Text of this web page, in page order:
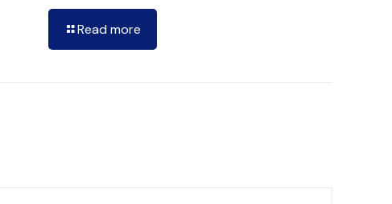
Read more